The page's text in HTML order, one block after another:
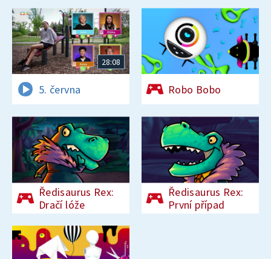
28:08
5. června Robo Bobo
Ředisaurus Rex:
Dračí lóže
Ředisaurus Rex:
První případ